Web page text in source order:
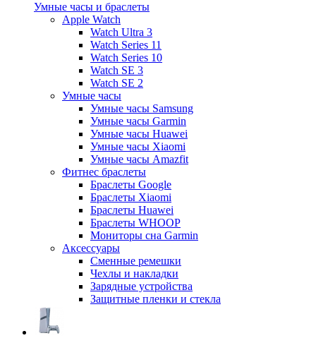
Умные часы и браслеты
Apple Watch
Watch Ultra 3
Watch Series 11
Watch Series 10
Watch SE 3
Watch SE 2
Умные часы
Умные часы Samsung
Умные часы Garmin
Умные часы Huawei
Умные часы Xiaomi
Умные часы Amazfit
Фитнес браслеты
Браслеты Google
Браслеты Xiaomi
Браслеты Huawei
Браслеты WHOOP
Мониторы сна Garmin
Аксессуары
Сменные ремешки
Чехлы и накладки
Зарядные устройства
Защитные пленки и стекла